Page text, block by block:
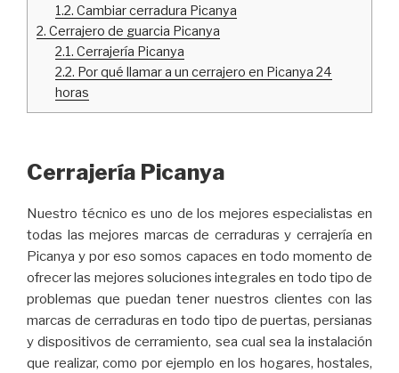
1.2. Cambiar cerradura Picanya
2. Cerrajero de guarcia Picanya
2.1. Cerrajería Picanya
2.2. Por qué llamar a un cerrajero en Picanya 24
horas
Cerrajería Picanya
Nuestro técnico es uno de los mejores especialistas en
todas las mejores marcas de cerraduras y cerrajería en
Picanya y por eso somos capaces en todo momento de
ofrecer las mejores soluciones integrales en todo tipo de
problemas que puedan tener nuestros clientes con las
marcas de cerraduras en todo tipo de puertas, persianas
y dispositivos de cerramiento, sea cual sea la instalación
que realizar, como por ejemplo en los hogares, hostales,